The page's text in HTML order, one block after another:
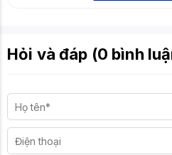
Hỏi và đáp (0 bình